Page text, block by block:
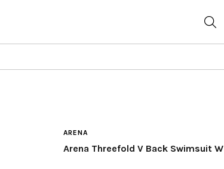
ARENA
Arena Threefold V Back Swimsuit W